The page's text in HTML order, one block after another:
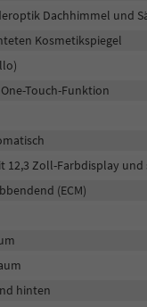
Dachhimmel und
Kosmetikspiegel
Touch-Funktion
Zoll-Farbdisplay und
(ECM)
hinten